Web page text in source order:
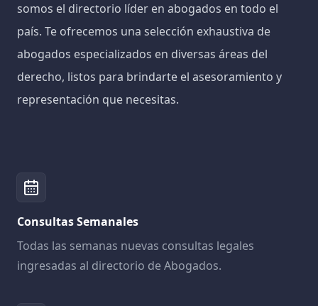
somos el directorio líder en abogados en todo el
país. Te ofrecemos una selección exhaustiva de
abogados especializados en diversas áreas del
derecho, listos para brindarte el asesoramiento y
representación que necesitas.
Consultas Semanales
Todas las semanas nuevas consultas legales
ingresadas al directorio de Abogados.